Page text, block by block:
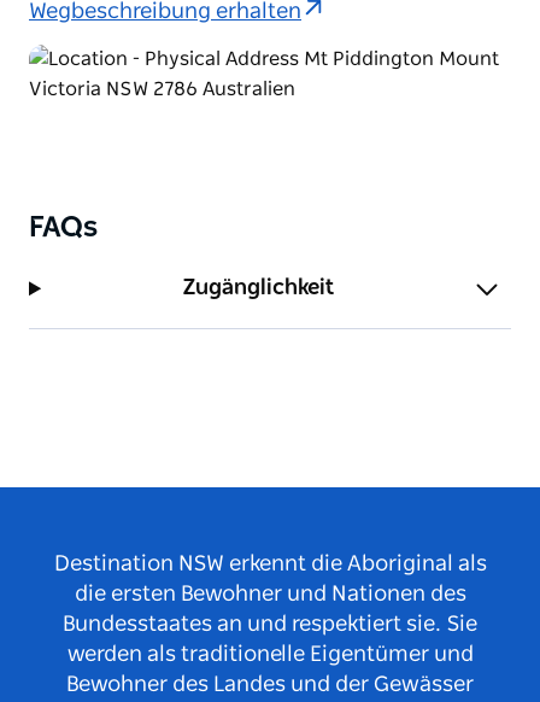
Wegbeschreibung erhalten
FAQs
Zugänglichkeit
Destination NSW erkennt die Aboriginal als
die ersten Bewohner und Nationen des
Bundesstaates an und respektiert sie. Sie
werden als traditionelle Eigentümer und
Bewohner des Landes und der Gewässer